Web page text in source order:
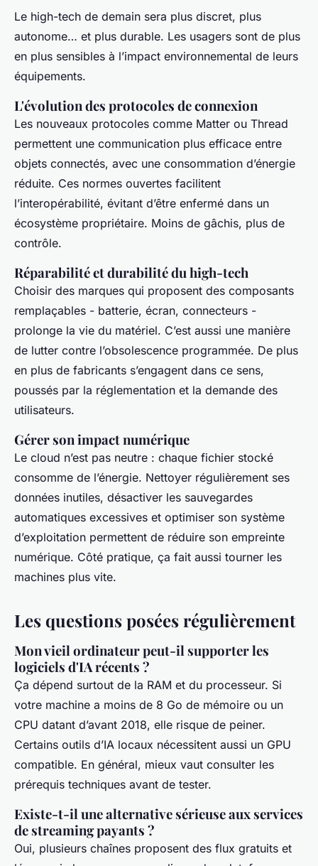
Le high-tech de demain sera plus discret, plus
autonome… et plus durable. Les usagers sont de plus
en plus sensibles à l’impact environnemental de leurs
équipements.
L'évolution des protocoles de connexion
Les nouveaux protocoles comme Matter ou Thread
permettent une communication plus efficace entre
objets connectés, avec une consommation d’énergie
réduite. Ces normes ouvertes facilitent
l’interopérabilité, évitant d’être enfermé dans un
écosystème propriétaire. Moins de gâchis, plus de
contrôle.
Réparabilité et durabilité du high-tech
Choisir des marques qui proposent des composants
remplaçables - batterie, écran, connecteurs -
prolonge la vie du matériel. C’est aussi une manière
de lutter contre l’obsolescence programmée. De plus
en plus de fabricants s’engagent dans ce sens,
poussés par la réglementation et la demande des
utilisateurs.
Gérer son impact numérique
Le cloud n’est pas neutre : chaque fichier stocké
consomme de l’énergie. Nettoyer régulièrement ses
données inutiles, désactiver les sauvegardes
automatiques excessives et optimiser son système
d’exploitation permettent de réduire son empreinte
numérique. Côté pratique, ça fait aussi tourner les
machines plus vite.
Les questions posées régulièrement
Mon vieil ordinateur peut-il supporter les
logiciels d'IA récents ?
Ça dépend surtout de la RAM et du processeur. Si
votre machine a moins de 8 Go de mémoire ou un
CPU datant d’avant 2018, elle risque de peiner.
Certains outils d’IA locaux nécessitent aussi un GPU
compatible. En général, mieux vaut consulter les
prérequis techniques avant de tester.
Existe-t-il une alternative sérieuse aux services
de streaming payants ?
Oui, plusieurs chaînes proposent des flux gratuits et